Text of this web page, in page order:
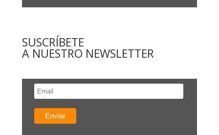
SUSCRÍBETE
A NUESTRO NEWSLETTER